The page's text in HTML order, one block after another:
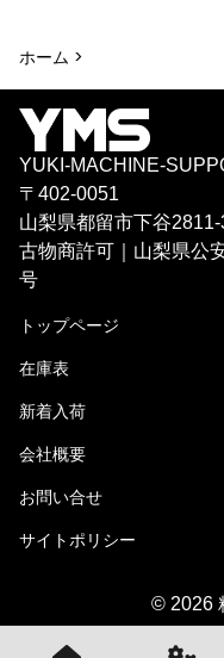
ホーム >
YUKI-MACHINE-
〒402-0051
山梨県都留市下谷2811-
古物商許可｜山梨県公
号
トップページ
在庫表
新着入荷
会社概要
お問い合せ
サイトポリシー
© 2026